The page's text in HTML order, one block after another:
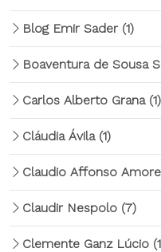
Blog Emir Sader (1)
Boaventura de Sousa
Carlos Alberto Grana (1)
Cláudia Ávila (1)
Claudio Affonso
Claudir Nespolo (7)
Clemente Ganz Lúcio